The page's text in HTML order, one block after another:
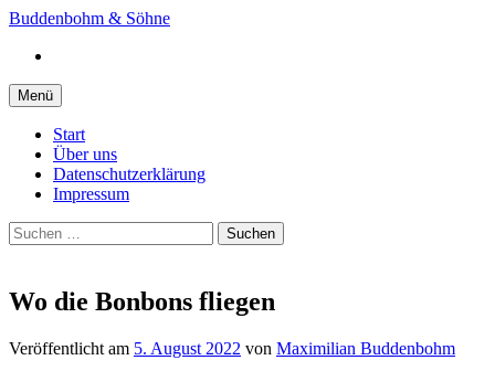
Springe
Inhalt
Buddenbohm & Söhne
Menü
Start
Über uns
Datenschutzerklärung
Impressum
Suchen
nach:
Wo die Bonbons fliegen
Veröffentlicht am 5. August 2022 von Maximilian Buddenbohm